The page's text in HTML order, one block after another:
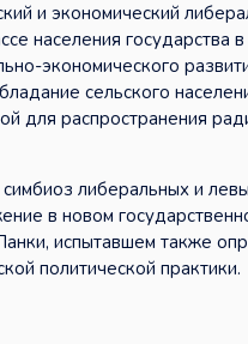
и экономический
населения государства в
экономического
сельского
для распространения
либеральных и
в новом
испытавшем также
политической практики.